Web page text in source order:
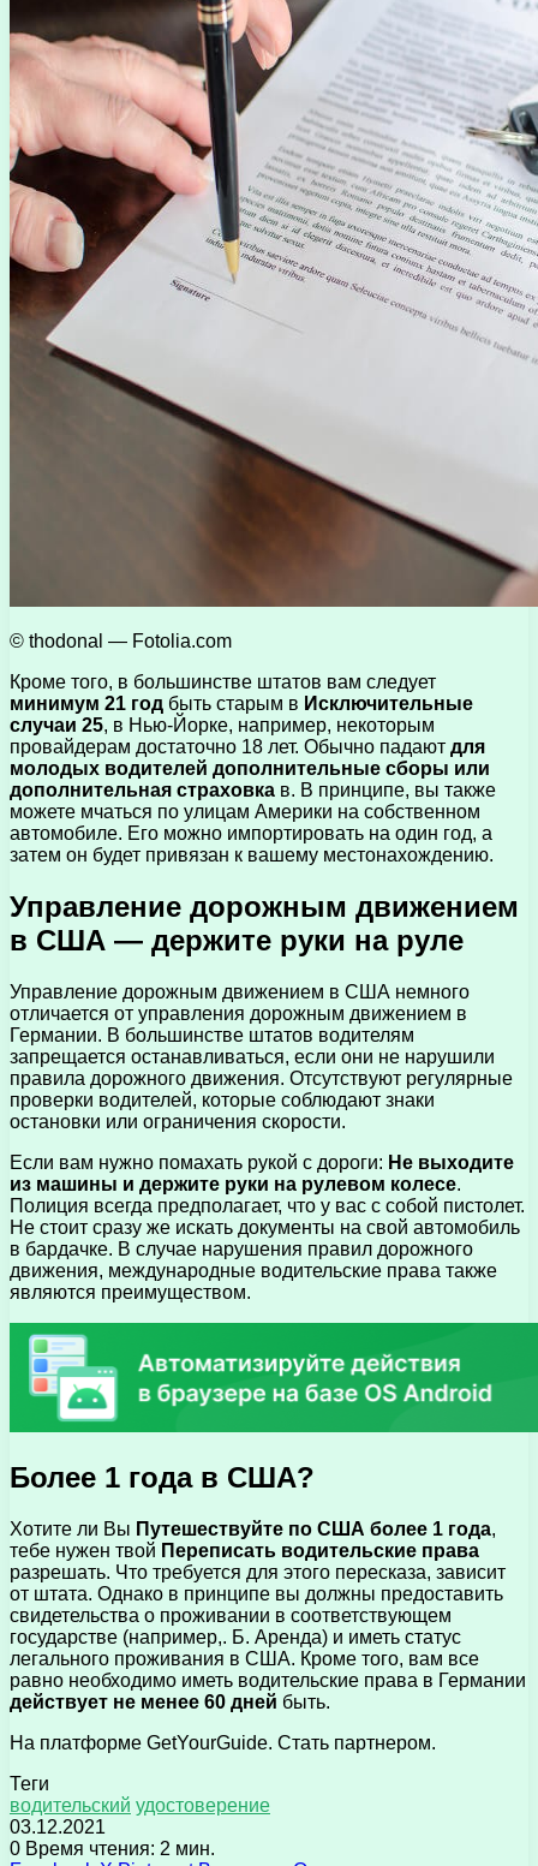
© thodonal — Fotolia.com
Кроме того, в большинстве штатов вам следует
минимум 21 год быть старым в Исключительные
случаи 25, в Нью-Йорке, например, некоторым
провайдерам достаточно 18 лет. Обычно падают для
молодых водителей дополнительные сборы или
дополнительная страховка в. В принципе, вы также
можете мчаться по улицам Америки на собственном
автомобиле. Его можно импортировать на один год, а
затем он будет привязан к вашему местонахождению.
Управление дорожным движением
в США — держите руки на руле
Управление дорожным движением в США немного
отличается от управления дорожным движением в
Германии. В большинстве штатов водителям
запрещается останавливаться, если они не нарушили
правила дорожного движения. Отсутствуют регулярные
проверки водителей, которые соблюдают знаки
остановки или ограничения скорости.
Если вам нужно помахать рукой с дороги: Не выходите
из машины и держите руки на рулевом колесе.
Полиция всегда предполагает, что у вас с собой пистолет.
Не стоит сразу же искать документы на свой автомобиль
в бардачке. В случае нарушения правил дорожного
движения, международные водительские права также
являются преимуществом.
Более 1 года в США?
Хотите ли Вы Путешествуйте по США более 1 года,
тебе нужен твой Переписать водительские права
разрешать. Что требуется для этого пересказа, зависит
от штата. Однако в принципе вы должны предоставить
свидетельства о проживании в соответствующем
государстве (например,. Б. Аренда) и иметь статус
легального проживания в США. Кроме того, вам все
равно необходимо иметь водительские права в Германии
действует не менее 60 дней быть.
На платформе GetYourGuide. Стать партнером.
Теги
водительский удостоверение
03.12.2021
0 Время чтения: 2 мин.